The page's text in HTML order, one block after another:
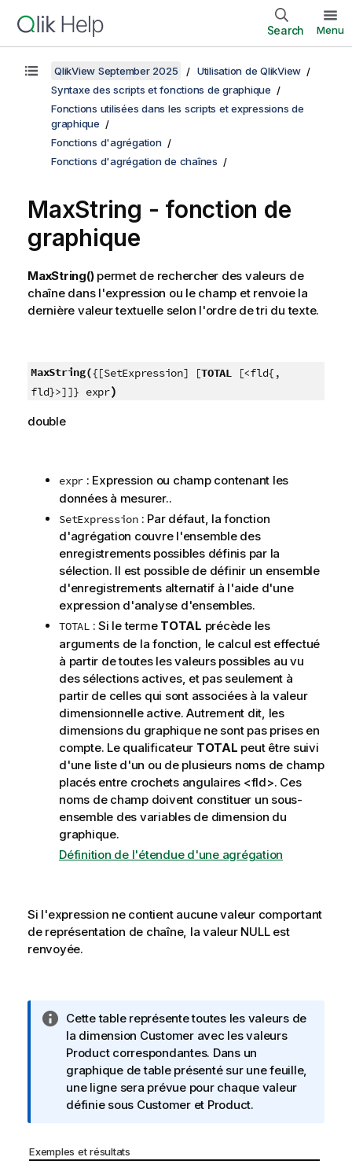
Search Menu
QlikView September 2025
Utilisation de QlikView
Syntaxe des scripts et fonctions de graphique
Fonctions utilisées dans les scripts et expressions de
graphique
Fonctions d'agrégation
Fonctions d'agrégation de chaînes
MaxString - fonction de
graphique
MaxString()permet de rechercher des valeurs de
chaîne dans l'expression ou le champ et renvoie la
dernière valeur textuelle selon l'ordre de tri du texte.
MaxString({[SetExpression] [TOTAL[<fld{,
fld}>]]} expr)
double
expr : Expression ou champ contenant les
données à mesurer..
SetExpression: Par défaut, la fonction
d'agrégation couvre l'ensemble des
enregistrements possibles définis par la
sélection. Il est possible de définir un ensemble
d'enregistrements alternatif à l'aide d'une
expression d'analyse d'ensembles.
TOTAL: Si le terme TOTAL précède les
arguments de la fonction, le calcul est effectué
à partir de toutes les valeurs possibles au vu
des sélections actives, et pas seulement à
partir de celles qui sont associées à la valeur
dimensionnelle active. Autrement dit, les
dimensions du graphique ne sont pas prises en
compte. Le qualificateur TOTAL peut être suivi
d'une liste d'un ou de plusieurs noms de champ
placés entre crochets angulaires <fld>. Ces
noms de champ doivent constituer un sous-
ensemble des variables de dimension du
graphique.
Définition de l'étendue d'une agrégation
Si l'expression ne contient aucune valeur comportant
de représentation de chaîne, la valeur NULLest
renvoyée.
N
o
t
e
I
n
r
Cette table représente toutes les valeurs de
la dimension Customeravec les valeurs
Productcorrespondantes. Dans un
graphique de table présenté sur une feuille,
une ligne sera prévue pour chaque valeur
définie sous Customeret Product.
Exemples et résultats